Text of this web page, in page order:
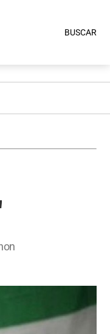
BUSCAR